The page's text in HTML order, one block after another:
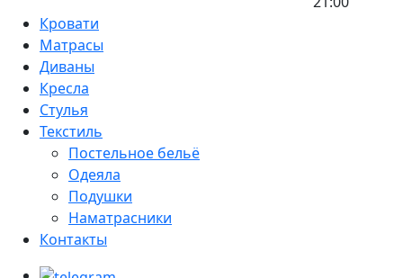
Кровати
Матрасы
Диваны
Кресла
Стулья
Текстиль
Постельное бельё
Одеяла
Подушки
Наматрасники
Контакты